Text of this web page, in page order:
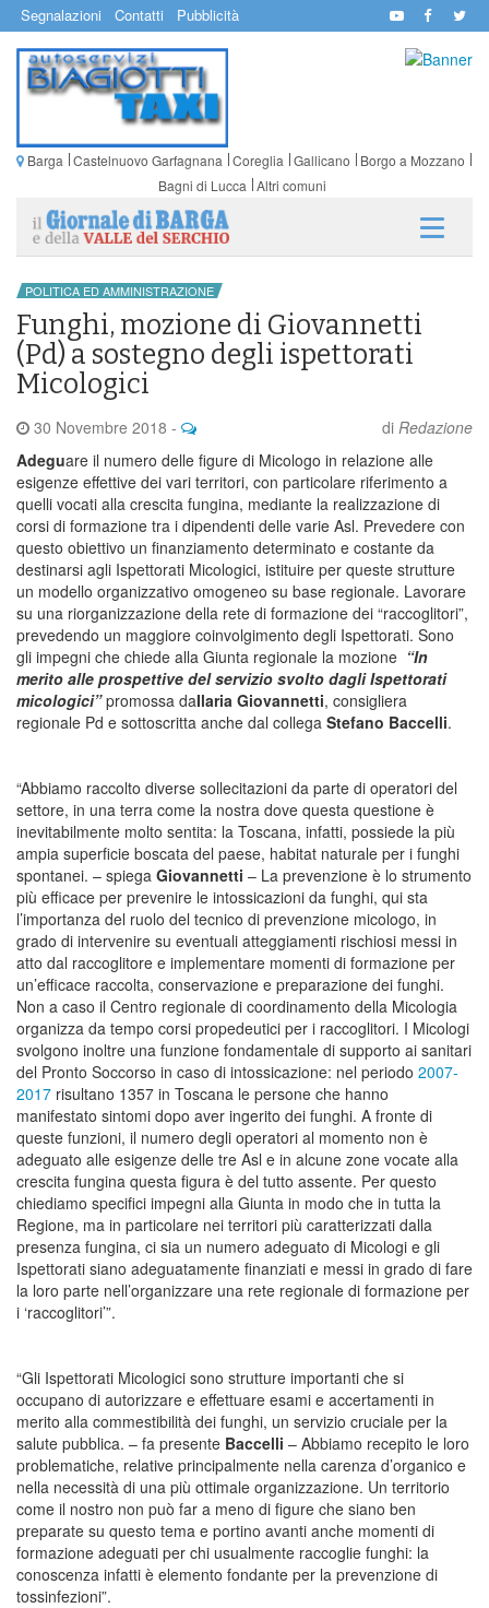
Segnalazioni Contatti Pubblicità
Barga Castelnuovo Garfagnana Coreglia Gallicano
Borgo a Mozzano
Bagni di Lucca Altri comuni
POLITICA ED AMMINISTRAZIONE
Funghi, mozione di Giovannetti
(Pd) a sostegno degli ispettorati
Micologici
30 Novembre 2018 - di Redazione
Adeguare il numero delle figure di Micologo in relazione alle
esigenze effettive dei vari territori, con particolare riferimento a
quelli vocati alla crescita fungina, mediante la realizzazione di
corsi di formazione tra i dipendenti delle varie Asl. Prevedere con
questo obiettivo un finanziamento determinato e costante da
destinarsi agli Ispettorati Micologici, istituire per queste strutture
un modello organizzativo omogeneo su base regionale. Lavorare
su una riorganizzazione della rete di formazione dei “raccoglitori”,
prevedendo un maggiore coinvolgimento degli Ispettorati. Sono
gli impegni che chiede alla Giunta regionale la mozione “In
merito alle prospettive del servizio svolto dagli Ispettorati
micologici”promossa daIlaria Giovannetti, consigliera
regionale Pd e sottoscritta anche dal collega Stefano Baccelli.
“Abbiamo raccolto diverse sollecitazioni da parte di operatori del
settore, in una terra come la nostra dove questa questione è
inevitabilmente molto sentita: la Toscana, infatti, possiede la più
ampia superficie boscata del paese, habitat naturale per i funghi
spontanei. – spiega Giovannetti – La prevenzione è lo strumento
più efficace per prevenire le intossicazioni da funghi, qui sta
l’importanza del ruolo del tecnico di prevenzione micologo, in
grado di intervenire su eventuali atteggiamenti rischiosi messi in
atto dal raccoglitore e implementare momenti di formazione per
un’efficace raccolta, conservazione e preparazione dei funghi.
Non a caso il Centro regionale di coordinamento della Micologia
organizza da tempo corsi propedeutici per i raccoglitori. I Micologi
svolgono inoltre una funzione fondamentale di supporto ai sanitari
del Pronto Soccorso in caso di intossicazione: nel periodo 2007-
2017 risultano 1357 in Toscana le persone che hanno
manifestato sintomi dopo aver ingerito dei funghi. A fronte di
queste funzioni, il numero degli operatori al momento non è
adeguato alle esigenze delle tre Asl e in alcune zone vocate alla
crescita fungina questa figura è del tutto assente. Per questo
chiediamo specifici impegni alla Giunta in modo che in tutta la
Regione, ma in particolare nei territori più caratterizzati dalla
presenza fungina, ci sia un numero adeguato di Micologi e gli
Ispettorati siano adeguatamente finanziati e messi in grado di fare
la loro parte nell’organizzare una rete regionale di formazione per
i ‘raccoglitori’”.
“Gli Ispettorati Micologici sono strutture importanti che si
occupano di autorizzare e effettuare esami e accertamenti in
merito alla commestibilità dei funghi, un servizio cruciale per la
salute pubblica. – fa presente Baccelli – Abbiamo recepito le loro
problematiche, relative principalmente nella carenza d’organico e
nella necessità di una più ottimale organizzazione. Un territorio
come il nostro non può far a meno di figure che siano ben
preparate su questo tema e portino avanti anche momenti di
formazione adeguati per chi usualmente raccoglie funghi: la
conoscenza infatti è elemento fondante per la prevenzione di
tossinfezioni”.